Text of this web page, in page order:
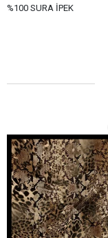
%100 SURA İPEK